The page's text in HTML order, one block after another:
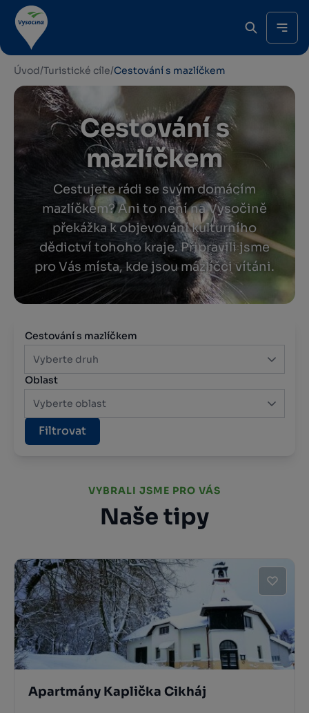
Úvod/Turistické cíle/Cestování s mazlíčkem
Cestování s
mazlíčkem
Cestujete rádi se svým domácím
mazlíčkem? Ani to není na Vysočině
překážka k objevování kulturního
dědictví tohoho kraje. Připravili jsme
pro Vás místa, kde jsou mazlíčci vítáni.
Cestování s mazlíčkem
Vyberte druh
Oblast
Vyberte oblast
Filtrovat
VYBRALI JSME PRO VÁS
Naše tipy
Apartmány Kaplička Cikháj